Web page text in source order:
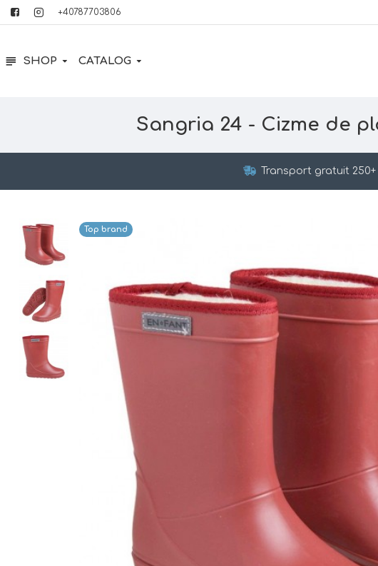
+40787703806
SHOP CATALOG
Sangria 24 - Cizme de
Transport gratuit 250+
Top brand